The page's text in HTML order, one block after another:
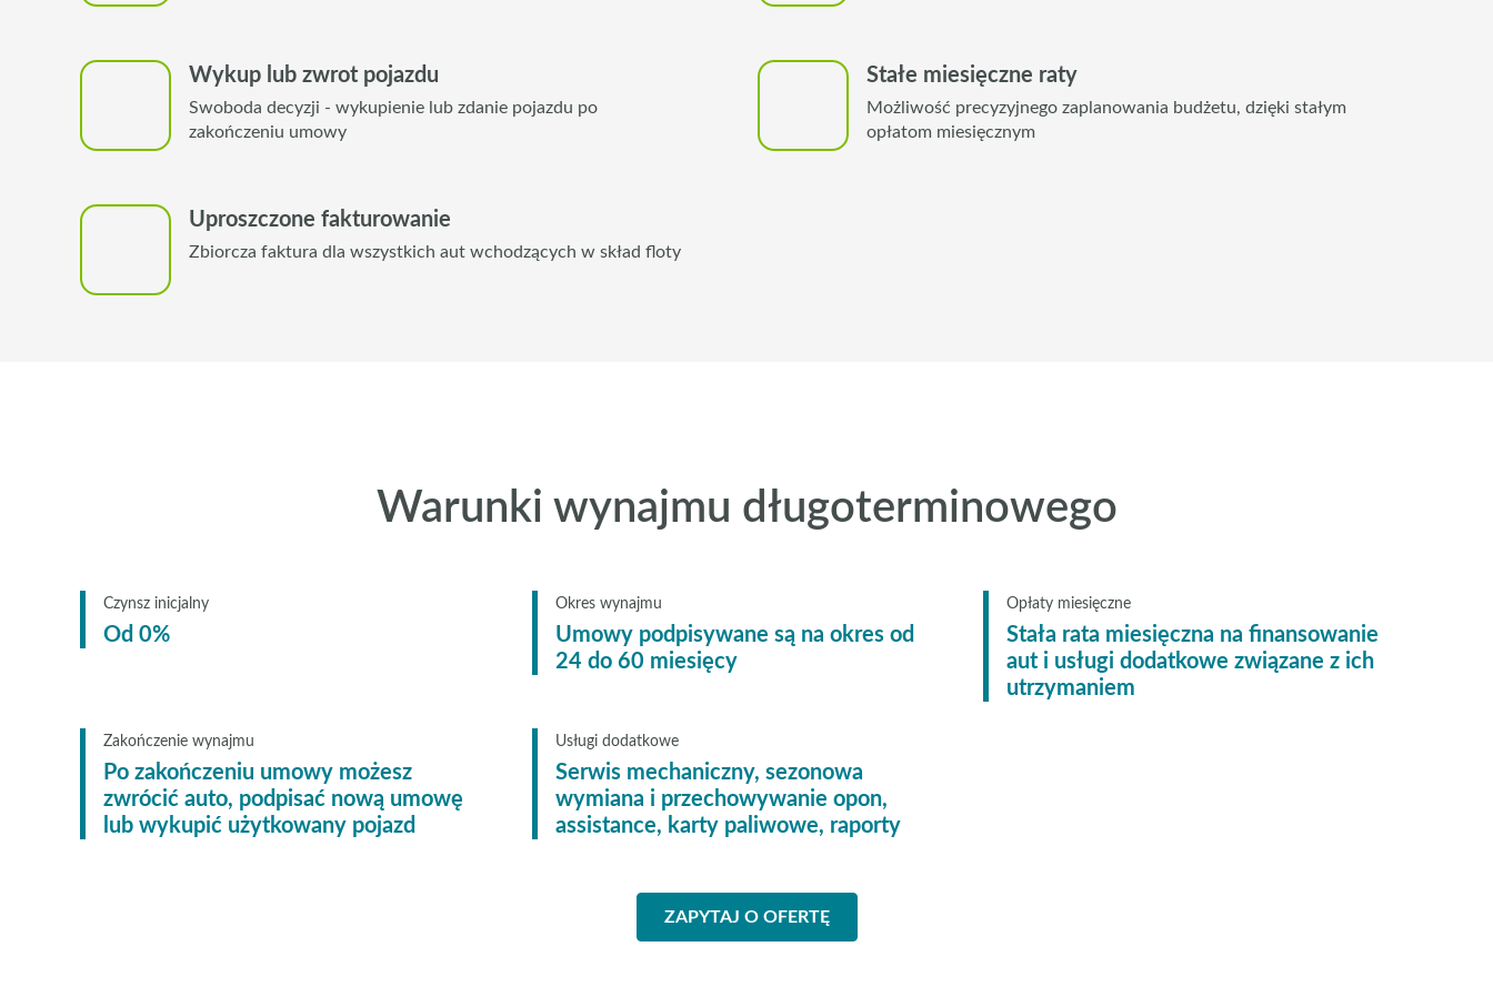
Wykup lub zwrot pojazdu
Swoboda decyzji - wykupienie lub zdanie pojazdu po
zakończeniu umowy
Stałe miesięczne raty
Możliwość precyzyjnego zaplanowania budżetu, dzięki stałym
opłatom miesięcznym
Uproszczone fakturowanie
Zbiorcza faktura dla wszystkich aut wchodzących w skład floty
Warunki wynajmu długoterminowego
Czynsz inicjalny
Od 0%
Okres wynajmu
Umowy podpisywane są na okres od
24 do 60 miesięcy
Opłaty miesięczne
Stała rata miesięczna na finansowanie
aut i usługi dodatkowe związane z ich
utrzymaniem
Zakończenie wynajmu
Po zakończeniu umowy możesz
zwrócić auto, podpisać nową umowę
lub wykupić użytkowany pojazd
Usługi dodatkowe
Serwis mechaniczny, sezonowa
wymiana i przechowywanie opon,
assistance, karty paliwowe, raporty
ZAPYTAJ O OFERTĘ